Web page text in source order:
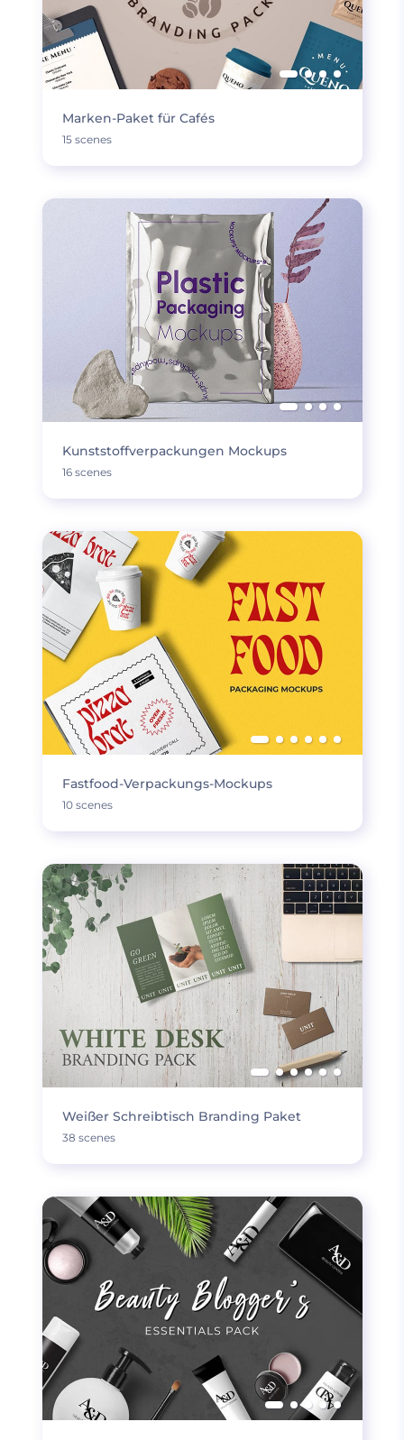
Marken-Paket für Cafés
15 scenes
Kunststoffverpackungen Mockups
16 scenes
Fastfood-Verpackungs-Mockups
10 scenes
Weißer Schreibtisch Branding Paket
38 scenes